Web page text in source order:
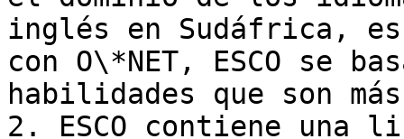
inglés en Sudáfrica,
con O\*NET, ESCO se
habilidades que son
2. ESCO contiene